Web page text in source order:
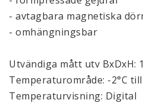
- avtagbara magnetiska
- omhängningsbar
Utvändiga mått utv BxDxH:
Temperaturområde: -2°C till
Temperaturvisning: Digital